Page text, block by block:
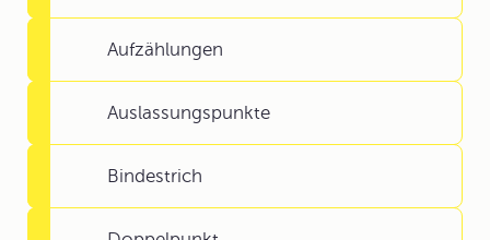
Aufzählungen
Auslassungspunkte
Bindestrich